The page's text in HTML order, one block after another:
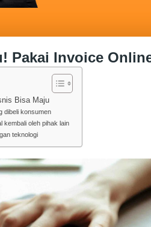
Pakai Invoice
Bisa Maju
dibeli konsumen
kembali oleh pihak lain
teknologi